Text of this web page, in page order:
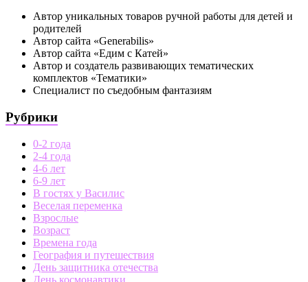
Автор уникальных товаров ручной работы для детей и
родителей
Автор сайта «Generabilis»
Автор сайта «Едим с Катей»
Автор и создатель развивающих тематических
комплектов «Тематики»
Специалист по съедобным фантазиям
Рубрики
0-2 года
2-4 года
4-6 лет
6-9 лет
В гостях у Василис
Веселая переменка
Взрослые
Возраст
Времена года
География и путешествия
День защитника отечества
День космонавтики